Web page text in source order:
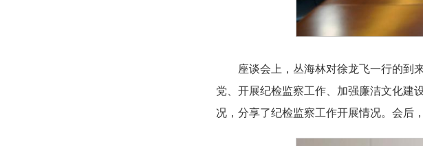
座谈会上，丛海林对徐龙飞一行的到
党、开展纪检监察工作、加强廉洁文化建
况，分享了纪检监察工作开展情况。会后